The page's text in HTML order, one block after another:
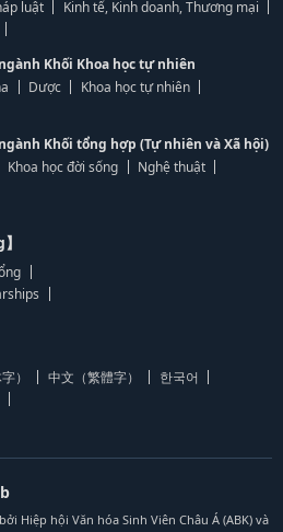
luật
Kinh tế, Kinh doanh, Thương mại
Khối Khoa học tự nhiên
Dược
Khoa học tự nhiên
Khối tổng hợp (Tự nhiên và Xã hội)
Khoa học đời sống
Nghệ thuật
） 中文（繁體字）
한국어
Hiệp hội Văn hóa Sinh Viên Châu Á (ABK) và